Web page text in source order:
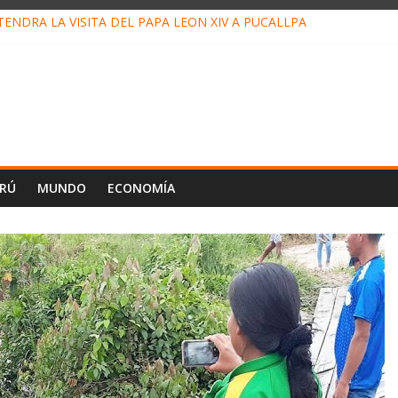
LA VISITA DEL PAPA LEÓN XIV A PUCALLPA
MUNDO ECONOMÍA